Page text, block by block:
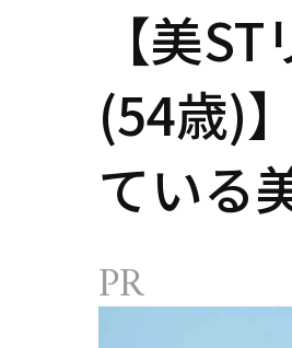
【美
(54歳)
ている